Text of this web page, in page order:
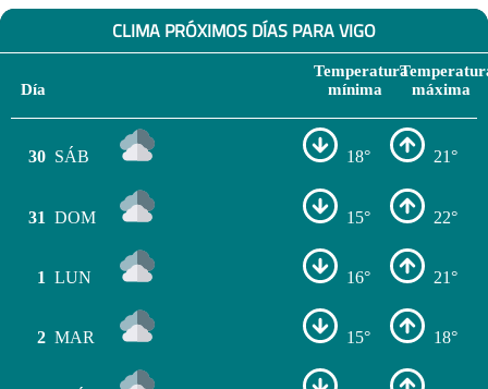
CLIMA PRÓXIMOS DÍAS PARA VIGO
Día
Temperatura
mínima
máxima
30 SÁB 18° 21°
31 DOM 15° 22°
1 LUN 16° 21°
2 MAR 15° 18°